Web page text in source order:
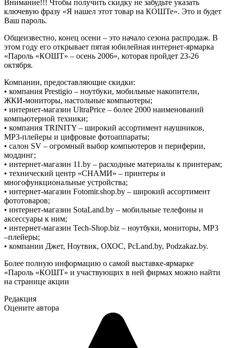
Внимание!!! Чтобы получить скидку не забудьте указать
ключевую фразу «Я нашел этот товар на КОШТе». Это и будет
Ваш пароль.
Общеизвестно, конец осени – это начало сезона распродаж. В
этом году его открывает пятая юбилейная интернет-ярмарка
«Пароль «КОШТ» – осень 2006», которая пройдет 23-26
октября.
Компании, предоставляющие скидки:
• компания Prestigio – ноутбуки, мобильные накопители,
ЖКИ-мониторы, настольные компьютеры;
• интернет-магазин UltraPrice – более 2000 наименований
компьютерной техники;
• компания TRINITY – широкий ассортимент наушников,
МР3-плейеры и цифровые фотоаппараты;
• салон SV – огромный выбор компьютеров и периферии,
моддинг;
• интернет-магазин 11.by – расходные материалы к принтерам;
• технический центр «СНАМИ» – принтеры и
многофункциональные устройства;
• интернет-магазин Fotomir.shop.by – широкий ассортимент
фототоваров;
• интернет-магазин SotaLand.by – мобильные телефоны и
аксессуары к ним;
• интернет-магазин Tech-Shop.biz – ноутбуки, мониторы, МР3
–плейеры;
• компании Джет, Ноутвик, ОХОС, PcLand.by, Podzakaz.by.
Более полную информацию о самой выставке-ярмарке
«Пароль «КОШТ» и участвующих в ней фирмах можно найти
на странице акции
Редакция
Оцените автора